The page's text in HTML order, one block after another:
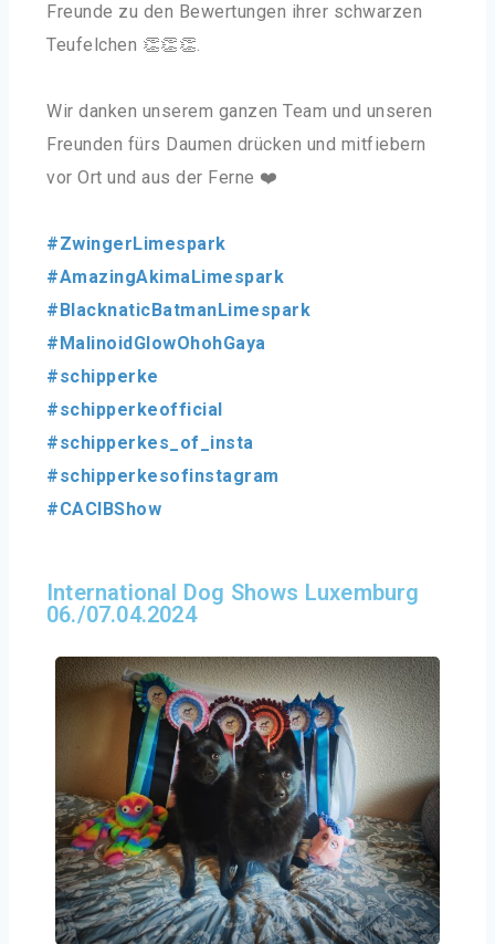
Freunde zu den Bewertungen ihrer schwarzen
Teufelchen 👏👏👏.
Wir danken unserem ganzen Team und unseren
Freunden fürs Daumen drücken und mitfiebern
vor Ort und aus der Ferne ❤️
#ZwingerLimespark
#AmazingAkimaLimespark
#BlacknaticBatmanLimespark
#MalinoidGlowOhohGaya
#schipperke
#schipperkeofficial
#schipperkes_of_insta
#schipperkesofinstagram
#CACIBShow
International Dog Shows Luxemburg
06./07.04.2024